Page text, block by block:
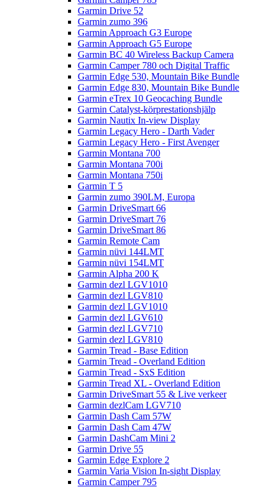
Garmin Drive 52
Garmin zumo 396
Garmin Approach G3 Europe
Garmin Approach G5 Europe
Garmin BC 40 Wireless Backup Camera
Garmin Camper 780 och Digital Traffic
Garmin Edge 530, Mountain Bike Bundle
Garmin Edge 830, Mountain Bike Bundle
Garmin eTrex 10 Geocaching Bundle
Garmin Catalyst-körprestationshjälp
Garmin Nautix In-view Display
Garmin Legacy Hero - Darth Vader
Garmin Legacy Hero - First Avenger
Garmin Montana 700
Garmin Montana 700i
Garmin Montana 750i
Garmin T 5
Garmin zumo 390LM, Europa
Garmin DriveSmart 66
Garmin DriveSmart 76
Garmin DriveSmart 86
Garmin Remote Cam
Garmin nüvi 144LMT
Garmin nüvi 154LMT
Garmin Alpha 200 K
Garmin dezl LGV1010
Garmin dezl LGV810
Garmin dezl LGV1010
Garmin dezl LGV610
Garmin dezl LGV710
Garmin dezl LGV810
Garmin Tread - Base Edition
Garmin Tread - Overland Edition
Garmin Tread - SxS Edition
Garmin Tread XL - Overland Edition
Garmin DriveSmart 55 & Live verkeer
Garmin dezlCam LGV710
Garmin Dash Cam 57W
Garmin Dash Cam 47W
Garmin DashCam Mini 2
Garmin Drive 55
Garmin Edge Explore 2
Garmin Varia Vision In-sight Display
Garmin Camper 795